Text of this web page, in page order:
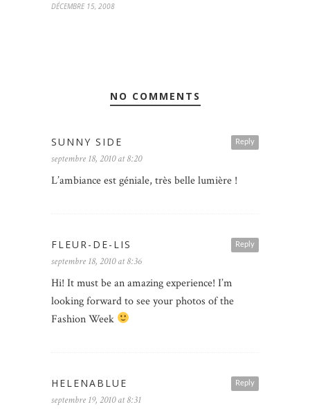
DÉCEMBRE 15, 2008
NO COMMENTS
Reply
SUNNY SIDE
septembre 18, 2010 at 8:20
L’ambiance est géniale, très belle lumière !
Reply
FLEUR-DE-LIS
septembre 18, 2010 at 8:36
Hi! It must be an amazing experience! I’m
looking forward to see your photos of the
Fashion Week
Reply
HELENABLUE
septembre 19, 2010 at 8:31